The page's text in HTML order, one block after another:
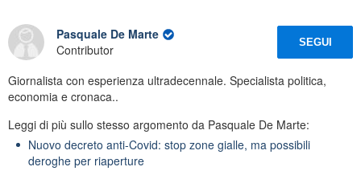
Pasquale De Marte
Contributor
SEGUI
Giornalista con esperienza ultradecennale. Specialista politica,
economia e cronaca..
Leggi di più sullo stesso argomento da Pasquale De Marte:
Nuovo decreto anti-Covid: stop zone gialle, ma possibili
deroghe per riaperture